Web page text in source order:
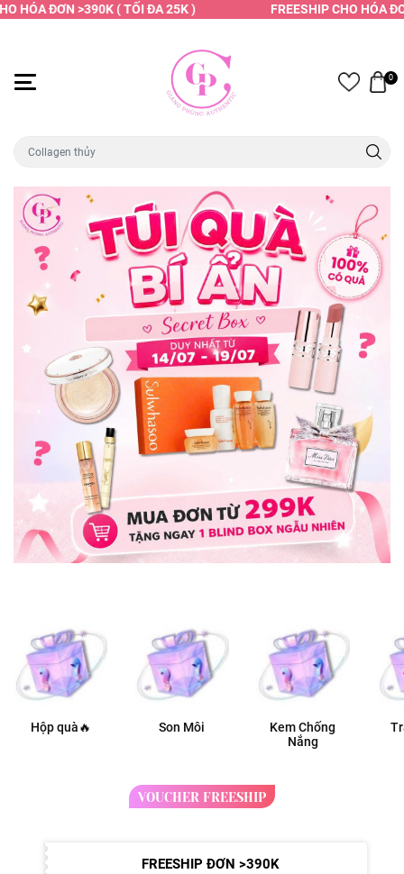
HÓA ĐƠN >390K ( TỐI ĐA 25K ) FREESHIP CHO HÓA
0
Hộp quà🔥 Son Môi
Kem Chống
Nắng
VOUCHER FREESHIP
FREESHIP ĐƠN >390K